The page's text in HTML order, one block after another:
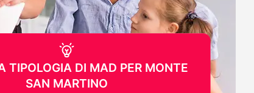
TIPOLOGIA DI MAD PER MONTE
SAN MARTINO